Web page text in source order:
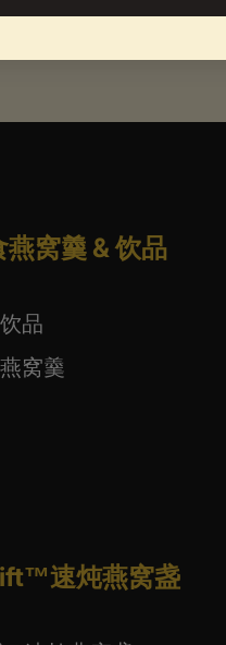
燕窝羹 & 饮品
品
窝羹
速炖燕窝盏